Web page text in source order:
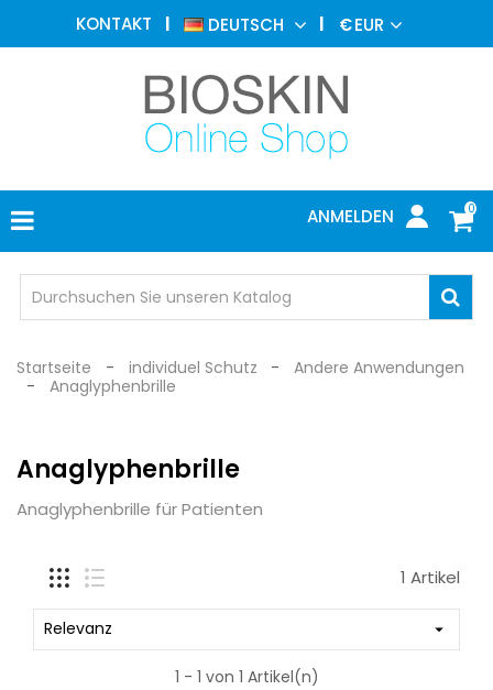
KONTAKT DEUTSCH €EUR
0
ANMELDEN
ÄSTHETISCHE
MEDIZIN
DERMATOLOGIE
PHOTOTHERAPIE
MEDIZINISCH
INDIVIDUEL
SCHUTZ
Startseite individuel Schutz
Andere Anwendungen
Anaglyphenbrille
Anaglyphenbrille
Anaglyphenbrille für Patienten
1 Artikel
Relevanz 
1 - 1 von 1 Artikel(n)